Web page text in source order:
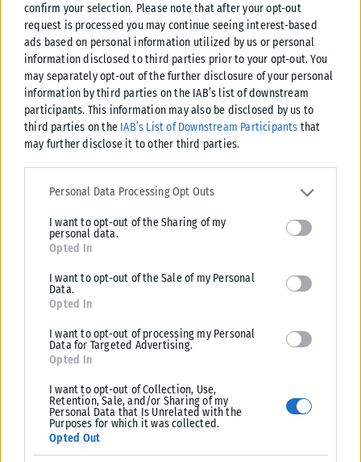
confirm your selection. Please note that after your opt-out
request is processed you may continue seeing interest-based
ads based on personal information utilized by us or personal
information disclosed to third parties prior to your opt-out. You
may separately opt-out of the further disclosure of your personal
information by third parties on the IAB’s list of downstream
participants. This information may also be disclosed by us to
third parties on the IAB’s List of Downstream Participants that
may further disclose it to other third parties.
Please note that this website/app uses one or more Google
services and may gather and store information including but not
deny consent to Google and its third-party tags to use your data
for below specified purposes in below Google consent section.
Personal Data Processing Opt Outs
I want to opt-out of the Sharing of my
personal data.
Opted In
I want to opt-out of the Sale of my Personal
Data.
Opted In
I want to opt-out of processing my Personal
Data for Targeted Advertising.
Opted In
I want to opt-out of Collection, Use,
Retention, Sale, and/or Sharing of my
Personal Data that Is Unrelated with the
Purposes for which it was collected.
Opted Out
αξιολογούνται θετικά από ένα ποσοστό της τάξεως του 48%.
Παρά την εικόνα υπεροχής που φαίνεται να διατηρείται, ο
ίδιος ο πρωθυπουργός έχει στείλει σαφές μήνυμα, μιλώντας
στα στελέχη της Νέας Δημοκρατίας, ότι η αλαζονεία και ο
εφησυχασμός είναι αυτή την ώρα ο μεγαλύτερος κίνδυνος για
τη «γαλάζια» παράταξη. Ο ίδιος θα επιμείνει στους χαμηλούς
τόνους, στην παρουσίαση του κυβερνητικού έργου και των
κυβερνητικών προτάσεων για την επόμενη τετραετία, στα
σαφή διλήμματα μπροστά στις κάλπες, αλλά και στους
τη χώρα, αν οι δεύτερες εκλογές δεν οδηγήσουν στον
σχηματισμό μιας σταθερής και αυτοδύναμης κυβέρνησης,
που θα μπορεί να εγγυηθεί την ανάπτυξη της ελληνικής
οικονομίας και την προώθηση των μεταρρυθμίσεων.
Το βλέμμα της κυβέρνησης στρέφεται, πάντως, και στα
μικρότερα κόμματα, που δείχνουν να διατηρούν τη δύναμή
τους, κυρίως, όμως, στο κόμμα Κασιδιάρη, που καταγράφει
ποσοστά μια ανάσα από το όριο του 3% και την είσοδό του
στο Κοινοβούλιο. Για τον λόγο αυτό έχει μπει ως
προτεραιότητα για το Μέγαρο Μαξίμου η προώθηση άμεσα
της νομοθετικής ρύθμισης που θα καθιστά αδύνατη την